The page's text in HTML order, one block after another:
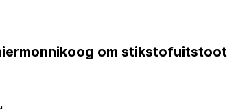
om stikstofuitstoot